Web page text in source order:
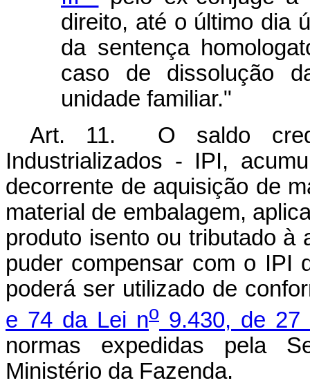
direito, até o último dia
da sentença
caso de dissolução
unidade familiar."
Art. 11. O saldo
Industrializados - IPI,
decorrente de aquisição de
material de embalagem,
produto isento ou tributado à
puder compensar com o IPI
poderá ser utilizado de
e 74 da Lei no 9.430, de 27
normas expedidas pela
Ministério da Fazenda.